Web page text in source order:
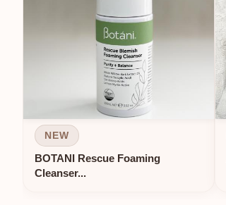
NEW
BOTANI Rescue Foaming
Cleanser...